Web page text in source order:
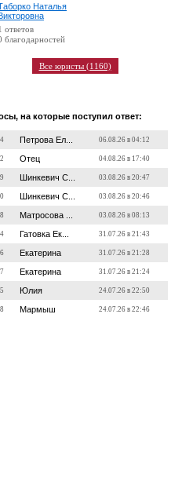
Наталья
ответов
благодарностей
Все юристы (1160)
на которые поступил ответ:
Петрова Ел... 06.08.26 в 04:12
Отец 04.08.26 в 17:40
Шинкевич С... 03.08.26 в 20:47
Шинкевич С... 03.08.26 в 20:46
Матросова ... 03.08.26 в 08:13
Гатовка Ек... 31.07.26 в 21:43
Екатерина 31.07.26 в 21:28
Екатерина 31.07.26 в 21:24
Юлия 24.07.26 в 22:50
Мармыш 24.07.26 в 22:46